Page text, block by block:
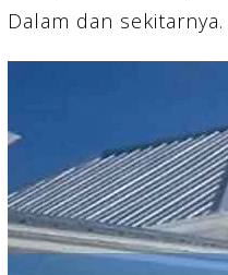
Dalam dan sekitarnya.